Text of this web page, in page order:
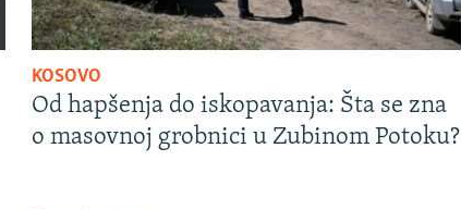
KOSOVO
Od hapšenja do iskopavanja: Šta se zna
o masovnoj grobnici u Zubinom Potoku?